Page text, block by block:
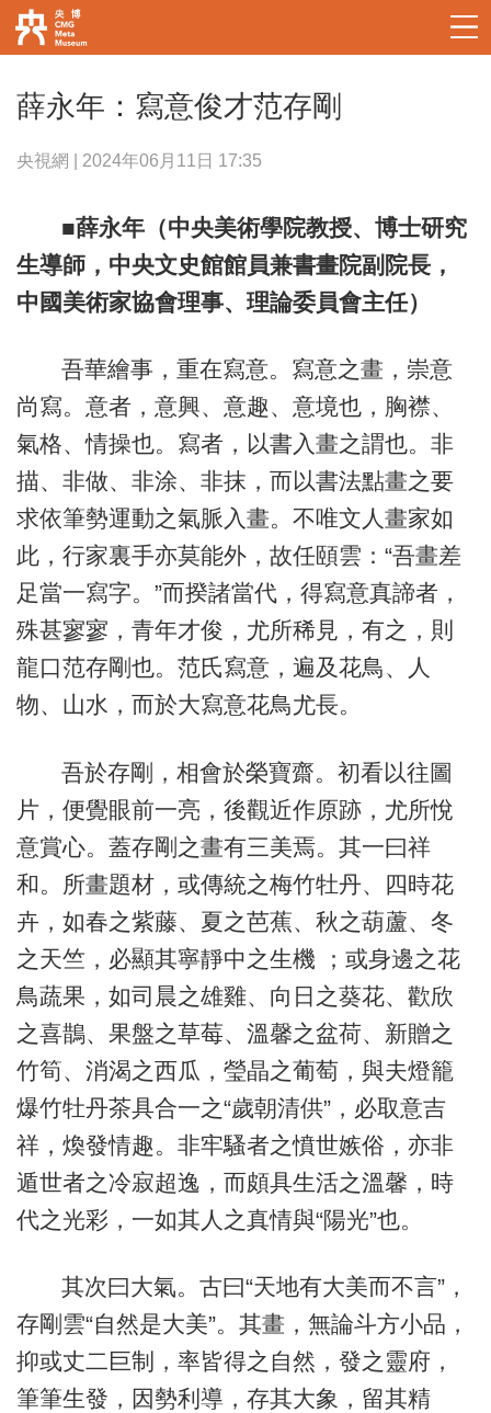
薛永年：寫意俊才范存剛
央視網 | 2024年06月11日 17:35
■薛永年（中央美術學院教授、博士研究
生導師，中央文史館館員兼書畫院副院長，
中國美術家協會理事、理論委員會主任）
吾華繪事，重在寫意。寫意之畫，崇意
尚寫。意者，意興、意趣、意境也，胸襟、
氣格、情操也。寫者，以書入畫之謂也。非
描、非做、非涂、非抹，而以書法點畫之要
求依筆勢運動之氣脈入畫。不唯文人畫家如
此，行家裏手亦莫能外，故任頤雲：“吾畫差
足當一寫字。”而揆諸當代，得寫意真諦者，
殊甚寥寥，青年才俊，尤所稀見，有之，則
龍口范存剛也。范氏寫意，遍及花鳥、人
物、山水，而於大寫意花鳥尤長。
吾於存剛，相會於榮寶齋。初看以往圖
片，便覺眼前一亮，後觀近作原跡，尤所悅
意賞心。蓋存剛之畫有三美焉。其一曰祥
和。所畫題材，或傳統之梅竹牡丹、四時花
卉，如春之紫藤、夏之芭蕉、秋之葫蘆、冬
之天竺，必顯其寧靜中之生機 ；或身邊之花
鳥蔬果，如司晨之雄雞、向日之葵花、歡欣
之喜鵲、果盤之草莓、溫馨之盆荷、新贈之
竹筍、消渴之西瓜，瑩晶之葡萄，與夫燈籠
爆竹牡丹茶具合一之“歲朝清供”，必取意吉
祥，煥發情趣。非牢騷者之憤世嫉俗，亦非
遁世者之冷寂超逸，而頗具生活之溫馨，時
代之光彩，一如其人之真情與“陽光”也。
其次曰大氣。古曰“天地有大美而不言”，
存剛雲“自然是大美”。其畫，無論斗方小品，
抑或丈二巨制，率皆得之自然，發之靈府，
筆筆生發，因勢利導，存其大象，留其精